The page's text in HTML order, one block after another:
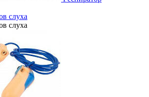
слуха
слуха